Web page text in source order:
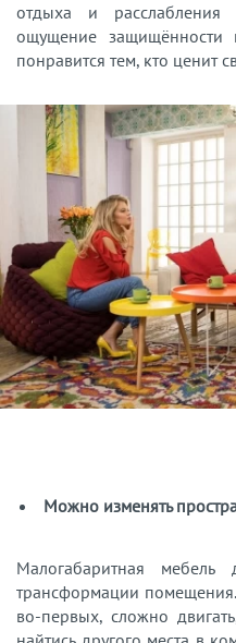
отдыха и
ощущение
понравится тем, кто ценит
Можно изменять
Малогабаритная
трансформации
во-первых, сложно